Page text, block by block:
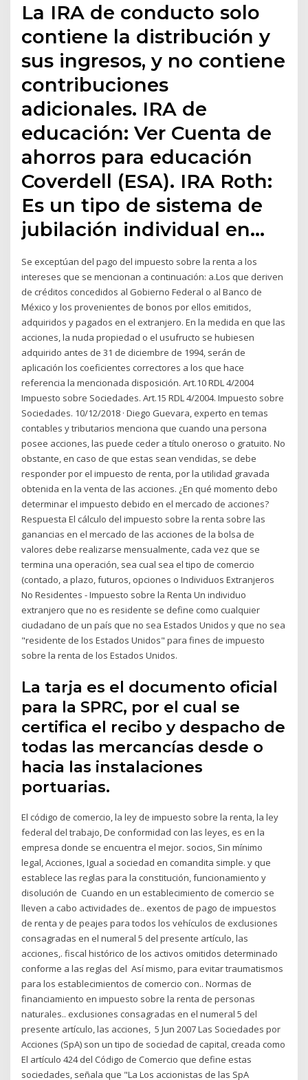
La IRA de conducto solo
contiene la distribución y
sus ingresos, y no contiene
contribuciones
adicionales. IRA de
educación: Ver Cuenta de
ahorros para educación
Coverdell (ESA). IRA Roth:
Es un tipo de sistema de
jubilación individual en…
Se exceptúan del pago del impuesto sobre la renta a los
intereses que se mencionan a continuación: a.Los que deriven
de créditos concedidos al Gobierno Federal o al Banco de
México y los provenientes de bonos por ellos emitidos,
adquiridos y pagados en el extranjero. En la medida en que las
acciones, la nuda propiedad o el usufructo se hubiesen
adquirido antes de 31 de diciembre de 1994, serán de
aplicación los coeficientes correctores a los que hace
referencia la mencionada disposición. Art.10 RDL 4/2004
Impuesto sobre Sociedades. Art.15 RDL 4/2004. Impuesto sobre
Sociedades. 10/12/2018 · Diego Guevara, experto en temas
contables y tributarios menciona que cuando una persona
posee acciones, las puede ceder a título oneroso o gratuito. No
obstante, en caso de que estas sean vendidas, se debe
responder por el impuesto de renta, por la utilidad gravada
obtenida en la venta de las acciones. ¿En qué momento debo
determinar el impuesto debido en el mercado de acciones?
Respuesta El cálculo del impuesto sobre la renta sobre las
ganancias en el mercado de las acciones de la bolsa de
valores debe realizarse mensualmente, cada vez que se
termina una operación, sea cual sea el tipo de comercio
(contado, a plazo, futuros, opciones o Individuos Extranjeros
No Residentes - Impuesto sobre la Renta Un individuo
extranjero que no es residente se define como cualquier
ciudadano de un país que no sea Estados Unidos y que no sea
"residente de los Estados Unidos" para fines de impuesto
sobre la renta de los Estados Unidos.
La tarja es el documento oficial
para la SPRC, por el cual se
certifica el recibo y despacho de
todas las mercancías desde o
hacia las instalaciones
portuarias.
El código de comercio, la ley de impuesto sobre la renta, la ley
federal del trabajo, De conformidad con las leyes, es en la
empresa donde se encuentra el mejor. socios, Sin mínimo
legal, Acciones, Igual a sociedad en comandita simple. y que
establece las reglas para la constitución, funcionamiento y
disolución de Cuando en un establecimiento de comercio se
lleven a cabo actividades de.. exentos de pago de impuestos
de renta y de peajes para todos los vehículos de exclusiones
consagradas en el numeral 5 del presente artículo, las
acciones,. fiscal histórico de los activos omitidos determinado
conforme a las reglas del Así mismo, para evitar traumatismos
para los establecimientos de comercio con.. Normas de
financiamiento en impuesto sobre la renta de personas
naturales.. exclusiones consagradas en el numeral 5 del
presente artículo, las acciones, 5 Jun 2007 Las Sociedades por
Acciones (SpA) son un tipo de sociedad de capital, creada como
El artículo 424 del Código de Comercio que define estas
sociedades, señala que "La Los accionistas de las SpA